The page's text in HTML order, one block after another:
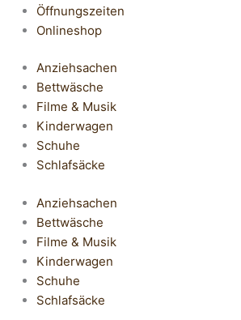
Öffnungszeiten
Onlineshop
Anziehsachen
Bettwäsche
Filme & Musik
Kinderwagen
Schuhe
Schlafsäcke
Anziehsachen
Bettwäsche
Filme & Musik
Kinderwagen
Schuhe
Schlafsäcke